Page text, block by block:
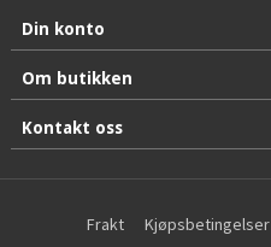
Din konto
Om butikken
Kontakt oss
Frakt Kjøpsbetingelser